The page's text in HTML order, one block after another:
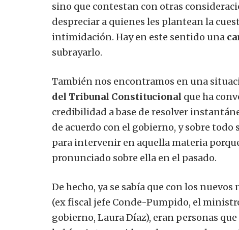
sino que contestan con otras
despreciar a quienes les plantean la
intimidación. Hay en este sentido una
subrayarlo.
También nos encontramos en una
del Tribunal Constitucional que ha
credibilidad a base de resolver
de acuerdo con el gobierno, y sobre
para intervenir en aquella materia
pronunciado sobre ella en el pasado.
De hecho, ya se sabía que con los
(ex fiscal jefe Conde-Pumpido, el
gobierno, Laura Díaz), eran personas